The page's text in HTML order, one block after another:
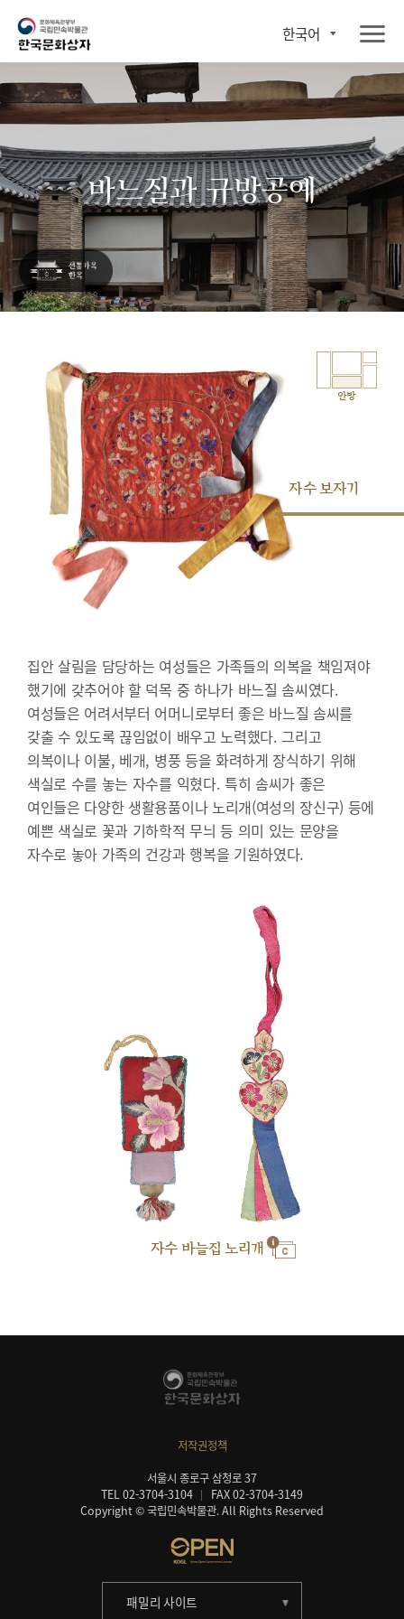
한국어
바느질과 규방공예
안방
자수 보자기
집안 살림을 담당하는 여성들은 가족들의 의복을 책임져야
했기에 갖추어야 할 덕목 중 하나가 바느질 솜씨였다.
여성들은 어려서부터 어머니로부터 좋은 바느질 솜씨를
갖출 수 있도록 끊임없이 배우고 노력했다. 그리고
의복이나 이불, 베개, 병풍 등을 화려하게 장식하기 위해
색실로 수를 놓는 자수를 익혔다. 특히 솜씨가 좋은
여인들은 다양한 생활용품이나 노리개(여성의 장신구) 등에
예쁜 색실로 꽃과 기하학적 무늬 등 의미 있는 문양을
자수로 놓아 가족의 건강과 행복을 기원하였다.
자수 바늘집 노리개
저작권정책
서울시 종로구 삼청로 37
TEL 02-3704-3104
FAX 02-3704-3149
Copyright © 국립민속박물관. All Rights Reserved
패밀리 사이트